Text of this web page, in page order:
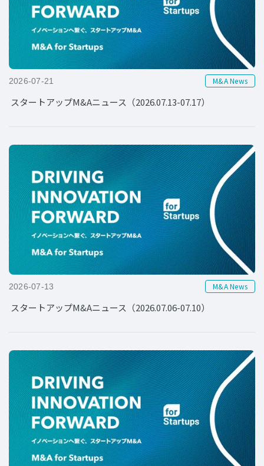
2026-07-21 M&A News
スタートアップM&Aニュース（2026.07.13-07.17）
2026-07-13 M&A News
スタートアップM&Aニュース（2026.07.06-07.10）